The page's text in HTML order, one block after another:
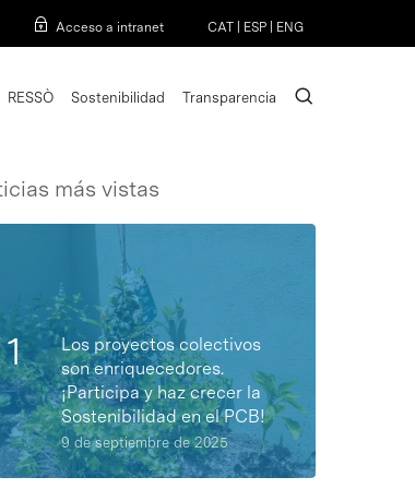
Acceso a intranet CAT ESP ENG
RESSÒ Sostenibilidad Transparencia search
más vistas
Los proyectos colectivos
son enriquecedores.
¡Participa y haz crecer la
Sostenibilidad en el PCB!
9 de septiembre de 2025